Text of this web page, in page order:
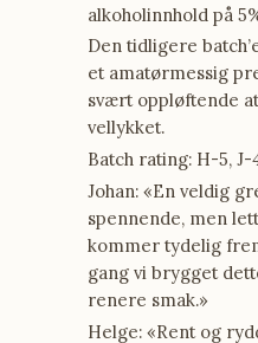
alkoholinnhold på
Den tidligere
et amatørmessig
svært oppløftende
vellykket.
Batch rating: H-5, J-
Johan: «En veldig
spennende, men
kommer tydelig
gang vi brygget
renere smak.»
Helge: «Rent og